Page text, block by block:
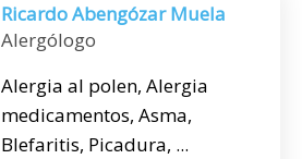
Ricardo Abengózar Muela
Alergólogo
Alergia al polen, Alergia
medicamentos, Asma,
Blefaritis, Picadura, ...